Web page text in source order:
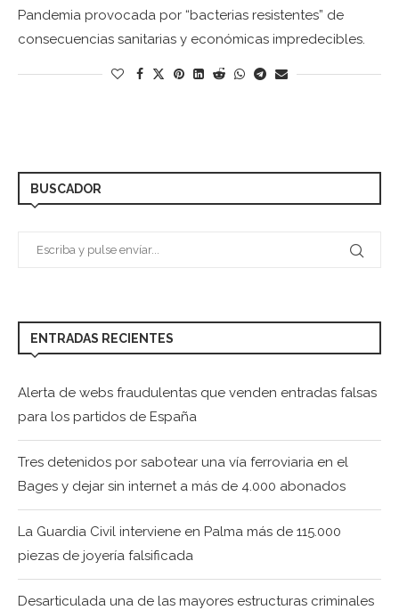
Pandemia provocada por “bacterias resistentes” de
consecuencias sanitarias y económicas impredecibles.
BUSCADOR
ENTRADAS RECIENTES
Alerta de webs fraudulentas que venden entradas falsas
para los partidos de España
Tres detenidos por sabotear una vía ferroviaria en el
Bages y dejar sin internet a más de 4.000 abonados
La Guardia Civil interviene en Palma más de 115.000
piezas de joyería falsificada
Desarticulada una de las mayores estructuras criminales